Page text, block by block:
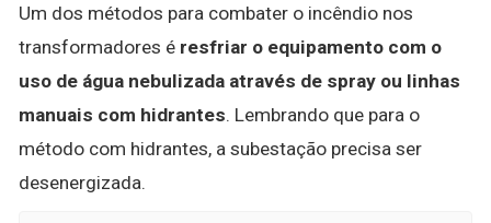
Um dos métodos para combater o incêndio nos
transformadores é resfriar o equipamento com o
uso de água nebulizada através de spray ou linhas
manuais com hidrantes. Lembrando que para o
método com hidrantes, a subestação precisa ser
desenergizada.